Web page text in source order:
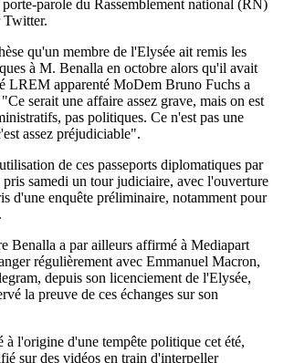
parole du Rassemblement national (RN)
Twitter.
qu'un membre de l'Elysée ait remis les
à M. Benalla en octobre alors qu'il avait
LREM apparenté MoDem Bruno Fuchs a
serait une affaire assez grave, mais on est
pas politiques. Ce n'est pas une
assez préjudiciable".
de ces passeports diplomatiques par
samedi un tour judiciaire, avec l'ouverture
d'une enquête préliminaire, notamment pour
Benalla a par ailleurs affirmé à Mediapart
régulièrement avec Emmanuel Macron,
depuis son licenciement de l'Elysée,
la preuve de ces échanges sur son
à l'origine d'une tempête politique cet été,
sur des vidéos en train d'interpeller